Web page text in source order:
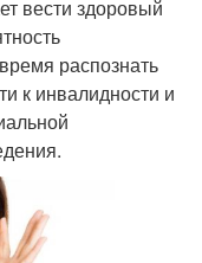
вести здоровый
распознать
к инвалидности и